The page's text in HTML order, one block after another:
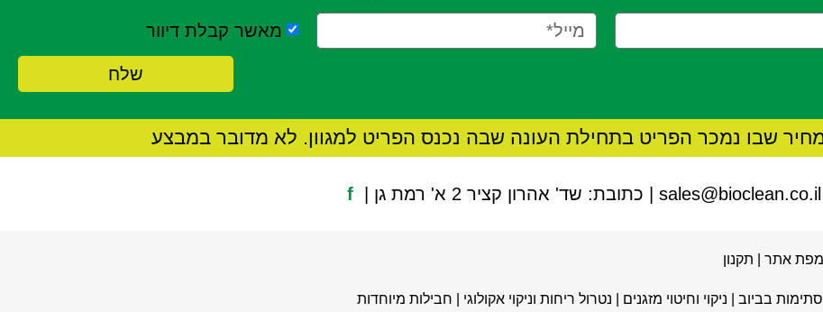
מאשר קבלת דיוור
שלח
שבו נמכר הפריט בתחילת העונה שבה נכנס הפריט למגוון. לא מדובר במבצע
sales@bioclean.co.il | כתובת: שד' אהרון קציר 2 א' רמת גן | f
מפת אתר תקנון
בביוב ניקוי וחיטוי מזגנים נטרול ריחות וניקוי אקולוגי חבילות מיוחדות